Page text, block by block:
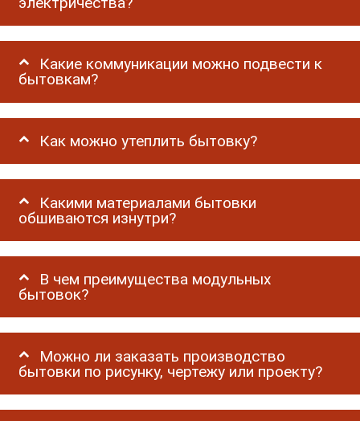
Какие коммуникации можно подвести к
бытовкам?
Как можно утеплить бытовку?
Какими материалами бытовки
обшиваются изнутри?
В чем преимущества модульных
бытовок?
Можно ли заказать производство
бытовки по рисунку, чертежу или проекту?